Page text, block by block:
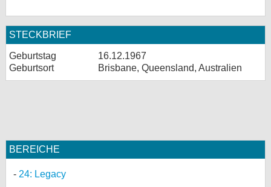
STECKBRIEF
Geburtstag
16.12.1967
Geburtsort
Brisbane, Queensland, Australien
BEREICHE
24: Legacy